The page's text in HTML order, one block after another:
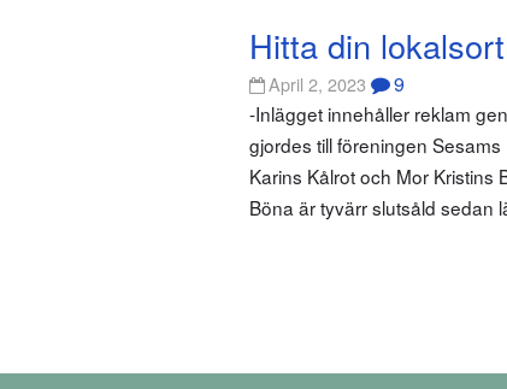
Hitta din lokalsort
April 2, 2023 9
-Inlägget innehåller reklam
gjordes till föreningen
Karins Kålrot och Mor Kristins
Böna är tyvärr slutsåld sedan